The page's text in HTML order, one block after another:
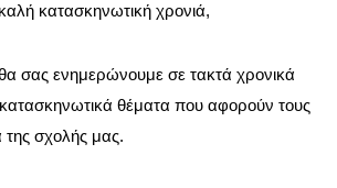
κατασκηνωτική χρονιά,
σας ενημερώνουμε σε τακτά χρονικά
θέματα που αφορούν τους
της σχολής μας.